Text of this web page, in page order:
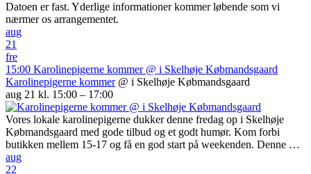
Datoen er fast. Yderlige informationer kommer løbende som vi
nærmer os arrangementet.
aug
21
fre
15:00 Karolinepigerne kommer @ i Skelhøje Købmandsgaard
Karolinepigerne kommer @ i Skelhøje Købmandsgaard
aug 21 kl. 15:00 – 17:00
Vores lokale karolinepigerne dukker denne fredag op i Skelhøje
Købmandsgaard med gode tilbud og et godt humør. Kom forbi
butikken mellem 15-17 og få en god start på weekenden. Denne …
aug
22